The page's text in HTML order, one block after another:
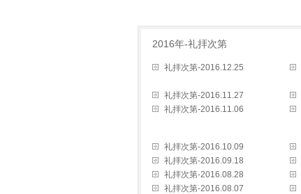
2016年-礼拝次第
礼拝次第-2016.12.25
礼拝次第-2016.11.27
礼拝次第-2016.11.06
礼拝次第-2016.10.09
礼拝次第-2016.09.18
礼拝次第-2016.08.28
礼拝次第-2016.08.07